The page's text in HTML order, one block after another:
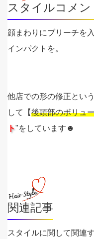
スタイルコメン
顔まわりにブリーチを入
インパクトを。
他店での形の修正とい
して【後頭部のボリュ
ト"をしています☻
関連記事
スタイルに関して関連